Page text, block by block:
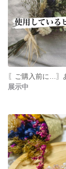
展示中